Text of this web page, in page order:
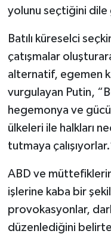
yolunu seçtiğini
Batılı küreselci
çatışmalar
alternatif, egemen
vurgulayan Putin,
hegemonya ve
ülkeleri ile halkları
tutmaya
ABD ve
işlerine kaba bir
provokasyonlar,
düzenlediğini